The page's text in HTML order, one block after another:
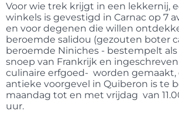
Voor wie trek krijgt in een lekkernij,
winkels is gevestigd in Carnac op 7
en voor degenen die willen
beroemde salidou (gezouten boter
beroemde Niniches - bestempelt
snoep van Frankrijk en
culinaire erfgoed- worden
antieke voorgevel in Quiberon is te
maandag tot en met vrijdag van
uur.